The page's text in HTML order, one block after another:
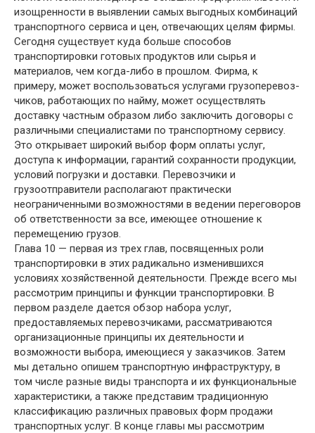
изощренности в выявлении самых выгодных комбинаций
транспортного сервиса и цен, отвечающих целям фирмы.
Сегодня существует куда больше способов
транспортировки готовых продуктов или сырья и
материалов, чем когда-либо в прошлом. Фирма, к
примеру, может воспользоваться услугами грузоперевоз-
чиков, работающих по найму, может осуществлять
доставку частным образом либо заключить договоры с
различными специалистами по транспортному сервису.
Это открывает широкий выбор форм оплаты услуг,
доступа к информации, гарантий сохранности продукции,
условий погрузки и доставки. Перевозчики и
грузоотправители располагают практически
неограниченными возможностями в ведении переговоров
об ответственности за все, имеющее отношение к
перемещению грузов.
Глава 10 — первая из трех глав, посвященных роли
транспортировки в этих радикально изменившихся
условиях хозяйственной деятельности. Прежде всего мы
рассмотрим принципы и функции транспортировки. В
первом разделе дается обзор набора услуг,
предоставляемых перевозчиками, рассматриваются
организационные принципы их деятельности и
возможности выбора, имеющиеся у заказчиков. Затем
мы детально опишем транспортную инфраструктуру, в
том числе разные виды транспорта и их функциональные
характеристики, а также представим традиционную
классификацию различных правовых форм продажи
транспортных услуг. В конце главы мы рассмотрим